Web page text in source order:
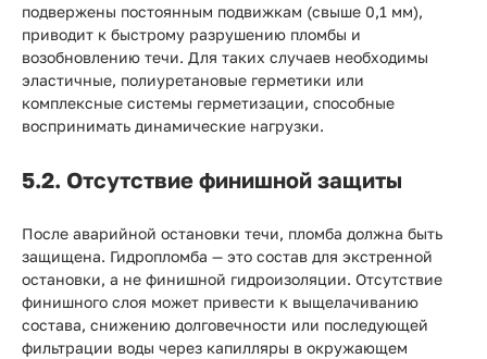
подвержены постоянным подвижкам (свыше 0,1 мм),
приводит к быстрому разрушению пломбы и
возобновлению течи. Для таких случаев необходимы
эластичные, полиуретановые герметики или
комплексные системы герметизации, способные
воспринимать динамические нагрузки.
5.2. Отсутствие финишной защиты
После аварийной остановки течи, пломба должна быть
защищена. Гидропломба — это состав для экстренной
остановки, а не финишной гидроизоляции. Отсутствие
финишного слоя может привести к выщелачиванию
состава, снижению долговечности или последующей
фильтрации воды через капилляры в окружающем